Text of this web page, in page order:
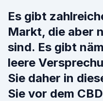
Es gibt
Markt, die aber
sind. Es gibt
leere
Sie daher in
Sie vor dem